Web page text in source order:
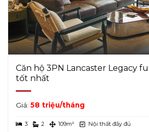
Căn hộ 3PN Lancaster Legacy
tốt nhất
Giá:58 triệu/tháng
3 2 109m² Nội thất đầy đủ